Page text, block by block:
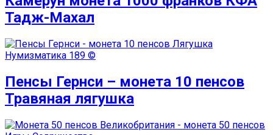
Тадж-Махал
Нумизматика 189 ©
Пенсы Гернси – монета 10 пенсов
Травяная лягушка